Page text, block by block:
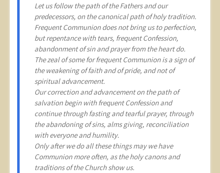
Let us follow the path of the Fathers and our
predecessors, on the canonical path of holy tradition.
Frequent Communion does not bring us to perfection,
but repentance with tears, frequent Confession,
abandonment of sin and prayer from the heart do.
The zeal of some for frequent Communion is a sign of
the weakening of faith and of pride, and not of
spiritual advancement.
Our correction and advancement on the path of
salvation begin with frequent Confession and
continue through fasting and tearful prayer, through
the abandoning of sins, alms giving, reconciliation
with everyone and humility.
Only after we do all these things may we have
Communion more often, as the holy canons and
traditions of the Church show us.